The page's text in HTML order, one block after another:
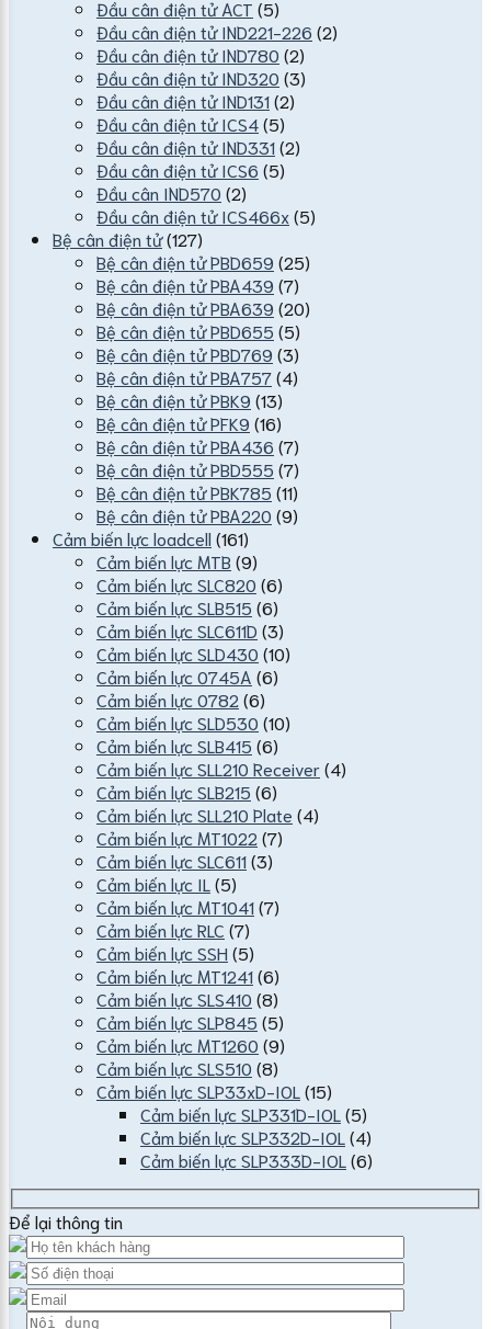
Đầu cân điện tử ACT (5)
Đầu cân điện tử IND221-226 (2)
Đầu cân điện tử IND780 (2)
Đầu cân điện tử IND320 (3)
Đầu cân điện tử IND131(2)
Đầu cân điện tử ICS4(5)
Đầu cân điện tử IND331(2)
Đầu cân điện tử ICS6 (5)
Đầu cân IND570 (2)
Đầu cân điện tử ICS466x(5)
Bệ cân điện tử(127)
Bệ cân điện tử PBD659 (25)
Bệ cân điện tử PBA439 (7)
Bệ cân điện tử PBA639 (20)
Bệ cân điện tử PBD655 (5)
Bệ cân điện tử PBD769 (3)
Bệ cân điện tử PBA757(4)
Bệ cân điện tử PBK9 (13)
Bệ cân điện tử PFK9 (16)
Bệ cân điện tử PBA436 (7)
Bệ cân điện tử PBD555 (7)
Bệ cân điện tử PBK785 (11)
Bệ cân điện tử PBA220 (9)
Cảm biến lực loadcell (161)
Cảm biến lực MTB (9)
Cảm biến lực SLC820 (6)
Cảm biến lực SLB515 (6)
Cảm biến lực SLC611D (3)
Cảm biến lực SLD430 (10)
Cảm biến lực 0745A (6)
Cảm biến lực 0782 (6)
Cảm biến lực SLD530 (10)
Cảm biến lực SLB415 (6)
Cảm biến lực SLL210 Receiver(4)
Cảm biến lực SLB215 (6)
Cảm biến lực SLL210 Plate (4)
Cảm biến lực MT1022 (7)
Cảm biến lực SLC611(3)
Cảm biến lực IL (5)
Cảm biến lực MT1041(7)
Cảm biến lực RLC (7)
Cảm biến lực SSH (5)
Cảm biến lực MT1241(6)
Cảm biến lực SLS410 (8)
Cảm biến lực SLP845 (5)
Cảm biến lực MT1260 (9)
Cảm biến lực SLS510 (8)
Cảm biến lực SLP33xD-IOL (15)
Cảm biến lực SLP331D-IOL (5)
Cảm biến lực SLP332D-IOL (4)
Cảm biến lực SLP333D-IOL (6)
Để lại thông tin